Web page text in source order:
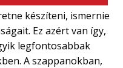
készíteni, ismernie
Ez azért van így,
legfontosabbak
A szappanokban,